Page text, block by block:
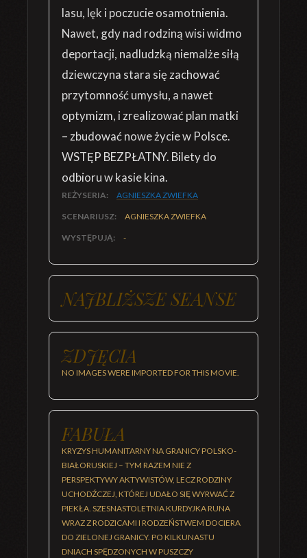
lasu, lęk i poczucie osamotnienia.
Nawet, gdy nad rodziną wisi widmo
deportacji, nadludzką niemalże siłą
dziewczyna stara się zachować
przytomność umysłu, a nawet
optymizm, i zrealizować plan matki
– zbudować nowe życie w Polsce.
WSTĘP BEZPŁATNY. Bilety do
odbioru w kasie kina.
REŻYSERIA: AGNIESZKA ZWIEFKA
SCENARIUSZ: AGNIESZKA ZWIEFKA
WYSTĘPUJĄ: -
NAJBLIŻSZE SEANSE
ZDJĘCIA
NO IMAGES WERE IMPORTED FOR THIS MOVIE.
FABUŁA
KRYZYS HUMANITARNY NA GRANICY POLSKO-
BIAŁORUSKIEJ – TYM RAZEM NIE Z
PERSPEKTYWY AKTYWISTÓW, LECZ RODZINY
UCHODŹCZEJ, KTÓREJ UDAŁO SIĘ WYRWAĆ Z
PIEKŁA. SZESNASTOLETNIA KURDYJKA RUNA
WRAZ Z RODZICAMI I RODZEŃSTWEM DOCIERA
DO ZIELONEJ GRANICY. PO KILKUNASTU
DNIACH SPĘDZONYCH W PUSZCZY